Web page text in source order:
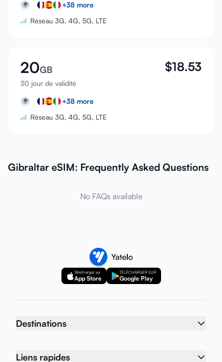
🌍 +38 more
Réseau 3G, 4G, 5G, LTE
20GB
30 jour de validité
$18.53
🌍 +38 more
Réseau 3G, 4G, 5G, LTE
Gibraltar eSIM: Frequently Asked Questions
No FAQs available
Télécharger sur
App Store
TÉLÉCHARGER SUR
Google Play
Destinations
Liens rapides